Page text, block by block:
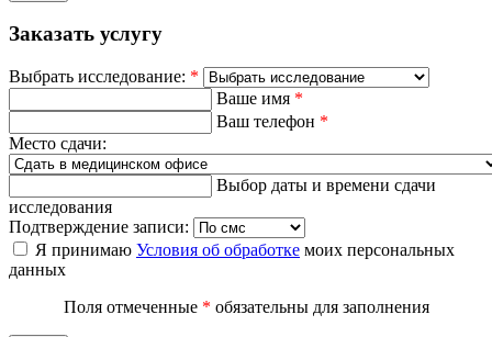
Заказать услугу
Выбрать исследование: *
Ваше имя *
Ваш телефон *
Место сдачи:
Выбор даты и времени сдачи
исследования
Подтверждение записи:
Я принимаю Условия об обработке моих персональных
данных
Поля отмеченные * обязательны для заполнения